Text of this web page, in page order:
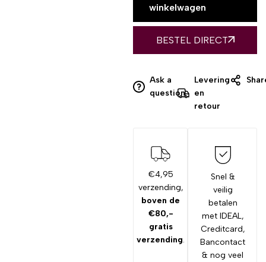
winkelwagen
BESTEL DIRECT
Ask a
question
Levering
en
retour
€4,95
verzending,
boven de
€80,-
gratis
verzending.
Snel &
veilig
betalen
met IDEAL,
Creditcard,
Bancontact
& nog veel